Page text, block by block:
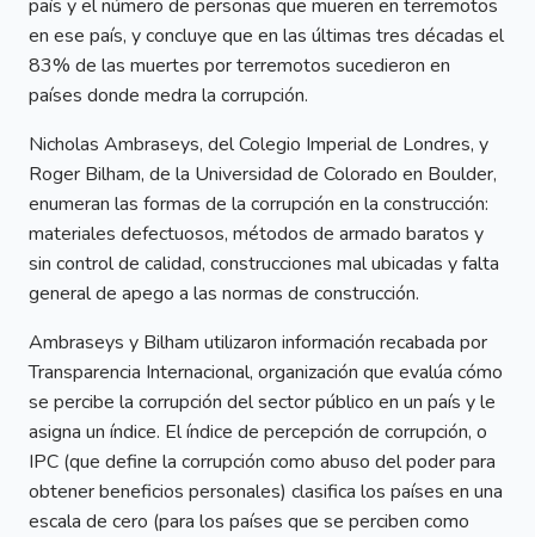
país y el número de personas que mueren en terremotos
en ese país, y concluye que en las últimas tres décadas el
83% de las muertes por terremotos sucedieron en
países donde medra la corrupción.
Nicholas Ambraseys, del Colegio Imperial de Londres, y
Roger Bilham, de la Universidad de Colorado en Boulder,
enumeran las formas de la corrupción en la construcción:
materiales defectuosos, métodos de armado baratos y
sin control de calidad, construcciones mal ubicadas y falta
general de apego a las normas de construcción.
Ambraseys y Bilham utilizaron información recabada por
Transparencia Internacional, organización que evalúa cómo
se percibe la corrupción del sector público en un país y le
asigna un índice. El índice de percepción de corrupción, o
IPC (que define la corrupción como abuso del poder para
obtener beneficios personales) clasifica los países en una
escala de cero (para los países que se perciben como